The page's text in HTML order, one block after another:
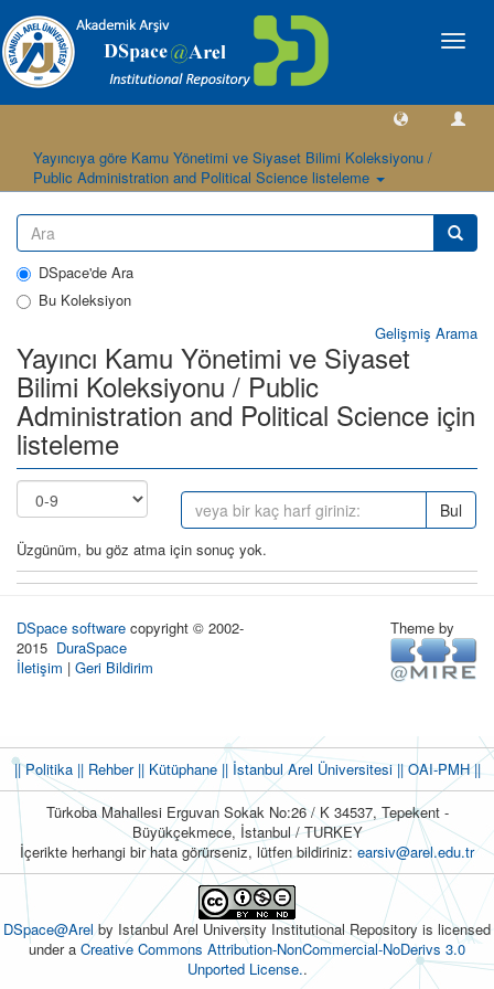
Geçiş
Yayıncıya göre Kamu Yönetimi ve Siyaset Bilimi Koleksiyonu /
Public Administration and Political Science listeleme
DSpace'de Ara
Bu Koleksiyon
Gelişmiş Arama
Yayıncı Kamu Yönetimi ve Siyaset
Bilimi Koleksiyonu / Public
Administration and Political Science için
listeleme
Bul
Üzgünüm, bu göz atma için sonuç yok.
DSpace software copyright © 2002-
2015 DuraSpace
İletişim | Geri Bildirim
Theme by
|| Politika|| Rehber|| Kütüphane|| İstanbul Arel Üniversitesi ||OAI-PMH ||
Türkoba Mahallesi Erguvan Sokak No:26 / K 34537, Tepekent -
Büyükçekmece, İstanbul / TURKEY
İçerikte herhangi bir hata görürseniz, lütfen bildiriniz:earsiv@arel.edu.tr
DSpace@Arelby Istanbul Arel University Institutional Repository is licensed
under a Creative Commons Attribution-NonCommercial-NoDerivs 3.0
Unported License..